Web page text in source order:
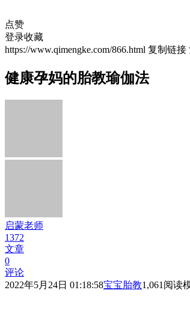
点赞
登录收藏
https://www.qimengke.com/866.html 复制链接
健康孕妈的胎教瑜伽法
启蒙老师
1372
文章
0
评论
2022年5月24日 01:18:58宝宝胎教1,061 阅读